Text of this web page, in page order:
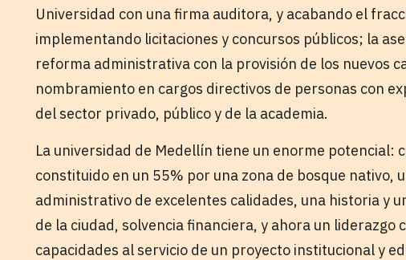
Universidad con una firma auditora, y acabando el
implementando licitaciones y concursos públicos; la
reforma administrativa con la provisión de los nuevos
nombramiento en cargos directivos de personas con
del sector privado, público y de la academia.
La universidad de Medellín tiene un enorme potencial:
constituido en un 55% por una zona de bosque nativo,
administrativo de excelentes calidades, una historia y
de la ciudad, solvencia financiera, y ahora un liderazgo
capacidades al servicio de un proyecto institucional y